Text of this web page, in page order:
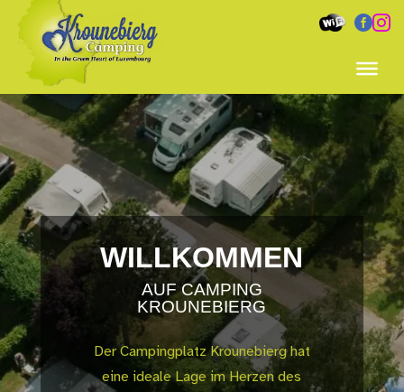

WILLKOMMEN
AUF CAMPING
KROUNEBIERG
Der Campingplatz Krounebierg hat
eine ideale Lage im Herzen des